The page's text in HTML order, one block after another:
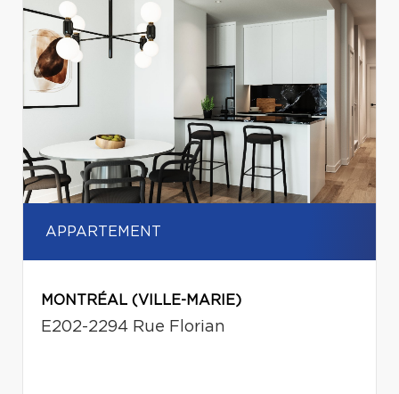
APPARTEMENT
MONTRÉAL (VILLE-MARIE)
E202-2294 Rue Florian